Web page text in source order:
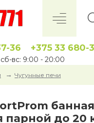
36 +375 33 680-
вс: 9:00 - 20:00
Чугунные печи
банная
парной до 20